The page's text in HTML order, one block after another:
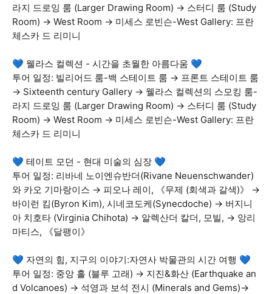
라지 드로잉 룸 (Larger Drawing Room) → 스터디 룸 (Study
Room) → West Room → 미세스 로빈슨-West Gallery: 프란
체스카 드 리미니
💙 웰라스 컬렉션 - 시간을 초월한 아름다움 💙
투어 일정: 빌리어드 룸-백 스테이트 룸 → 프론트 스테이트 룸
→ Sixteenth century Gallery → 웰라스 컬렉션의 스모킹 룸-
라지 드로잉 룸 (Larger Drawing Room) → 스터디 룸 (Study
Room) → West Room → 미세스 로빈슨-West Gallery: 프란
체스카 드 리미니
💙 테이트 모던 - 현대 미술의 심장 💙
투어 일정: 리바네 노이엔슈반더(Rivane Neuenschwander)
와 카오 기마랑이스 → 피오나 레이, 《무제 (회색과 갈색)》 →
바이런 킴(Byron Kim), 시네코도케(Synecdoche) → 버지니
아 치호타 (Virginia Chihota) → 알렉산더 칼더, 모빌, → 앙리
마티스, 《달팽이》
💙 자연의 힘, 지구의 이야기:자연사 박물관의 시간 여행 💙
투어 일정: 중앙 홀 (블루 고래) → 지진&화산 (Earthquake an
d Volcanoes) → 석영과 보석 전시 (Minerals and Gems)→